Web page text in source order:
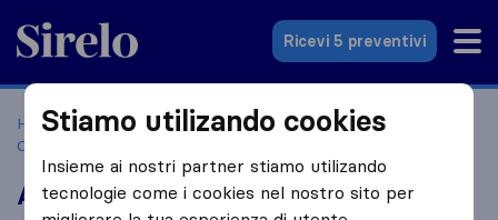
Sirelo.it
Ricevi 5 preventivi
Home
Le 10 migliori aziende di traslochi in Italia
Campoleone di Lanuvio
Az Casa Removals Scarl
Stiamo utilizando cookies
Insieme ai nostri partner stiamo utilizando
tecnologie come i cookies nel nostro sito per